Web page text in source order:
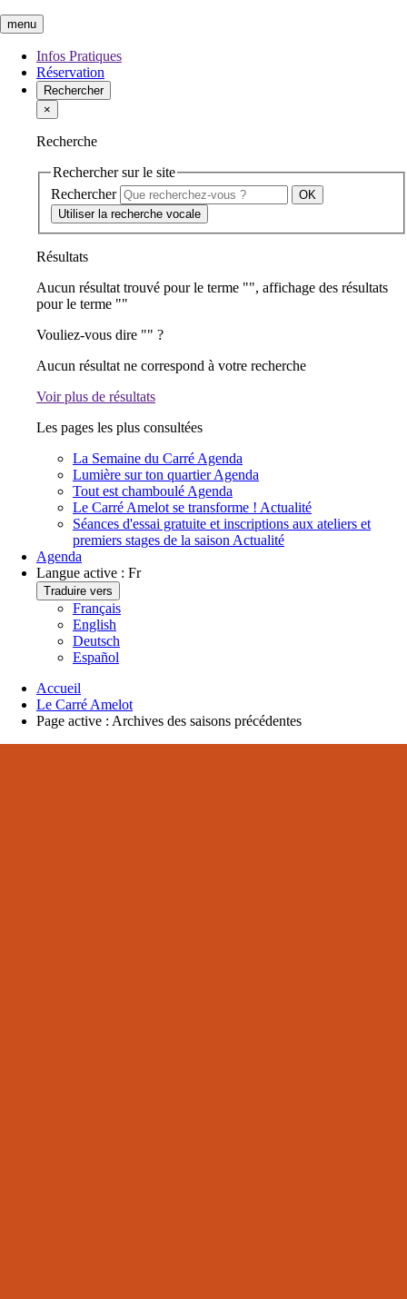
menu
Infos Pratiques
Réservation
Rechercher
×
Recherche
Rechercher sur le site
Rechercher
Utiliser la recherche vocale
Résultats
Aucun résultat trouvé pour le terme "", affichage des résultats
pour le terme ""
Vouliez-vous dire "" ?
Aucun résultat ne correspond à votre recherche
Voir plus de résultats
Les pages les plus consultées
La Semaine du Carré Agenda
Lumière sur ton quartier Agenda
Tout est chamboulé Agenda
Le Carré Amelot se transforme ! Actualité
Séances d'essai gratuite et inscriptions aux ateliers et
premiers stages de la saison Actualité
Agenda
Langue active : Fr
Traduire vers
Français
English
Deutsch
Español
Accueil
Le Carré Amelot
Page active : Archives des saisons précédentes